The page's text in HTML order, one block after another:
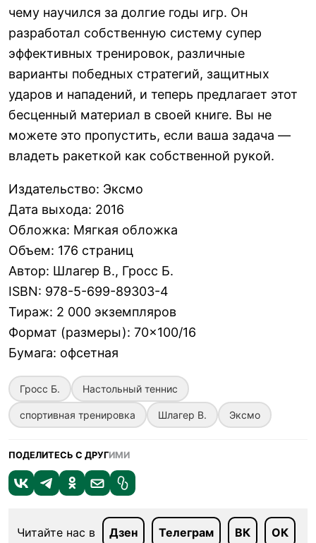
чему научился за долгие годы игр. Он
разработал собственную систему супер
эффективных тренировок, различные
варианты победных стратегий, защитных
ударов и нападений, и теперь предлагает этот
бесценный материал в своей книге. Вы не
можете это пропустить, если ваша задача —
владеть ракеткой как собственной рукой.
Издательство: Эксмо
Дата выхода: 2016
Обложка: Мягкая обложка
Объем: 176 страниц
Автор: Шлагер В., Гросс Б.
ISBN: 978-5-699-89303-4
Тираж: 2 000 экземпляров
Формат (размеры): 70×100/16
Бумага: офсетная
Гросс Б. Настольный теннис
спортивная тренировка Шлагер В. Эксмо
ПОДЕЛИТЕСЬ С ДРУГИМИ
Читайте нас в Дзен Телеграм ВК ОК